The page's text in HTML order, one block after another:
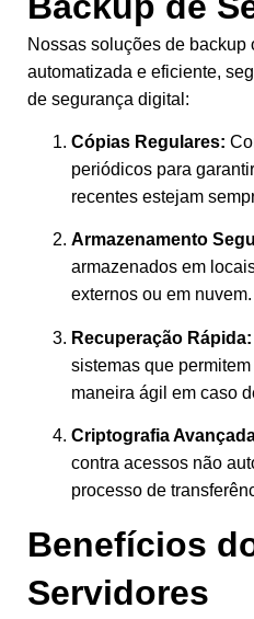
Nossas soluções de backup
automatizada e eficiente,
de segurança digital:
Cópias Regulares:
periódicos para
recentes estejam
Armazenamento
armazenados em
externos ou em nuvem.
Recuperação Rápida:
sistemas que
maneira ágil em caso
Criptografia
contra acessos não
processo de
Benefícios
Servidores